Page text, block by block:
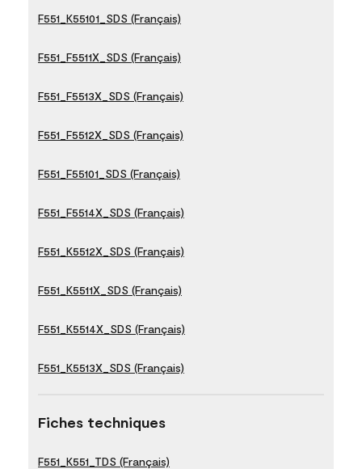
F551_K55101_SDS (Français)
F551_F5511X_SDS (Français)
F551_F5513X_SDS (Français)
F551_F5512X_SDS (Français)
F551_F55101_SDS (Français)
F551_F5514X_SDS (Français)
F551_K5512X_SDS (Français)
F551_K5511X_SDS (Français)
F551_K5514X_SDS (Français)
F551_K5513X_SDS (Français)
Fiches techniques
F551_K551_TDS (Français)